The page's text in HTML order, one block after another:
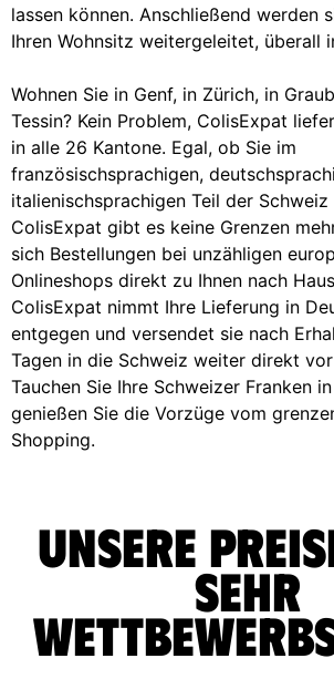
lassen können. Anschließend werden
Ihren Wohnsitz weitergeleitet, überall
Wohnen Sie in Genf, in Zürich, in
Tessin? Kein Problem, ColisExpat
in alle 26 Kantone. Egal, ob Sie im
französischsprachigen,
italienischsprachigen Teil der Schweiz
ColisExpat gibt es keine Grenzen
sich Bestellungen bei unzähligen
Onlineshops direkt zu Ihnen nach
ColisExpat nimmt Ihre Lieferung in
entgegen und versendet sie nach
Tagen in die Schweiz weiter direkt
Tauchen Sie Ihre Schweizer Franken
genießen Sie die Vorzüge vom
Shopping.
Unsere
sehr